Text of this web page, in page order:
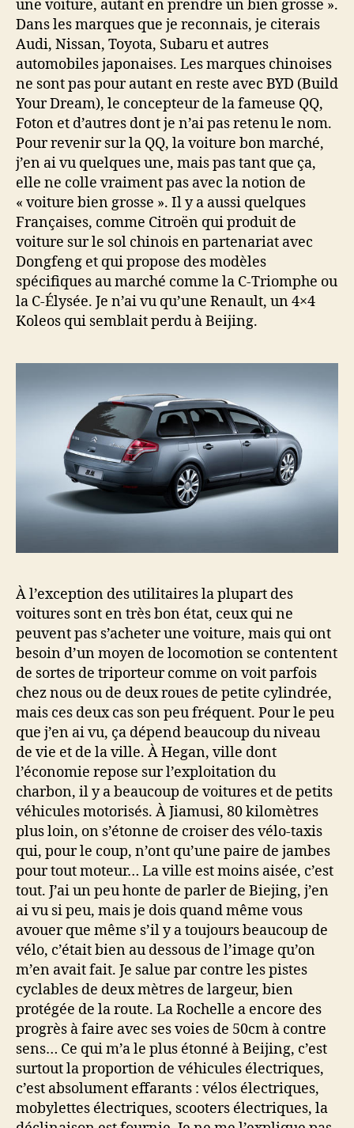
une voiture, autant en prendre un bien grosse ».
Dans les marques que je reconnais, je citerais
Audi, Nissan, Toyota, Subaru et autres
automobiles japonaises. Les marques chinoises
ne sont pas pour autant en reste avec BYD (Build
Your Dream), le concepteur de la fameuse QQ,
Foton et d’autres dont je n’ai pas retenu le nom.
Pour revenir sur la QQ, la voiture bon marché,
j’en ai vu quelques une, mais pas tant que ça,
elle ne colle vraiment pas avec la notion de
« voiture bien grosse ». Il y a aussi quelques
Françaises, comme Citroën qui produit de
voiture sur le sol chinois en partenariat avec
Dongfeng et qui propose des modèles
spécifiques au marché comme la C-Triomphe ou
la C-Élysée. Je n’ai vu qu’une Renault, un 4×4
Koleos qui semblait perdu à Beijing.
À l’exception des utilitaires la plupart des
voitures sont en très bon état, ceux qui ne
peuvent pas s’acheter une voiture, mais qui ont
besoin d’un moyen de locomotion se contentent
de sortes de triporteur comme on voit parfois
chez nous ou de deux roues de petite cylindrée,
mais ces deux cas son peu fréquent. Pour le peu
que j’en ai vu, ça dépend beaucoup du niveau
de vie et de la ville. À Hegan, ville dont
l’économie repose sur l’exploitation du
charbon, il y a beaucoup de voitures et de petits
véhicules motorisés. À Jiamusi, 80 kilomètres
plus loin, on s’étonne de croiser des vélo-taxis
qui, pour le coup, n’ont qu’une paire de jambes
pour tout moteur… La ville est moins aisée, c’est
tout. J’ai un peu honte de parler de Biejing, j’en
ai vu si peu, mais je dois quand même vous
avouer que même s’il y a toujours beaucoup de
vélo, c’était bien au dessous de l’image qu’on
m’en avait fait. Je salue par contre les pistes
cyclables de deux mètres de largeur, bien
protégée de la route. La Rochelle a encore des
progrès à faire avec ses voies de 50cm à contre
sens… Ce qui m’a le plus étonné à Beijing, c’est
surtout la proportion de véhicules électriques,
c’est absolument effarants : vélos électriques,
mobylettes électriques, scooters électriques, la